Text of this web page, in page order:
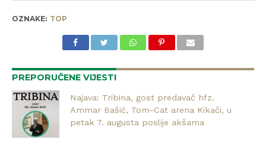
OZNAKE: TOP
PREPORUČENE VIJESTI
Najava: Tribina, gost predavač hfz.
Ammar Bašić, Tom-Cat arena Kikači, u
petak 7. augusta poslije akšama